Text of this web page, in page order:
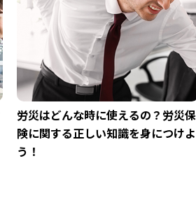
労災はどんな時に使えるの？労災保
険に関する正しい知識を身につけよ
う！